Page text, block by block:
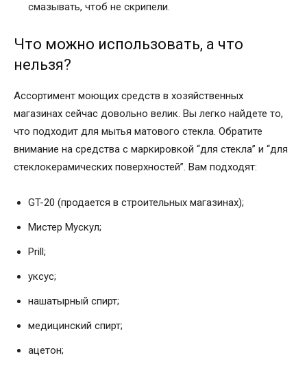
смазывать, чтоб не скрипели.
Что можно использовать, а что
нельзя?
Ассортимент моющих средств в хозяйственных
магазинах сейчас довольно велик. Вы легко найдете то,
что подходит для мытья матового стекла. Обратите
внимание на средства с маркировкой “для стекла” и “для
стеклокерамических поверхностей”. Вам подходят:
GT-20 (продается в строительных магазинах);
Мистер Мускул;
Prill;
уксус;
нашатырный спирт;
медицинский спирт;
ацетон;